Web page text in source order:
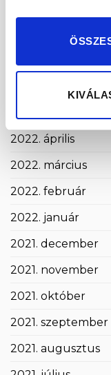
2022. augusztus
2022. július
2022. április
2022. március
2022. február
2022. január
2021. december
2021. november
2021. október
2021. szeptember
2021. augusztus